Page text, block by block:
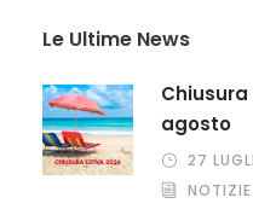
Le Ultime News
Chiusura
agosto
27